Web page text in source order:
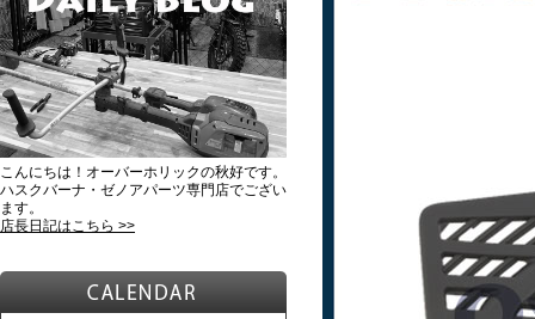
こんにちは！オーバーホリックの秋好です。
ハスクバーナ・ゼノアパーツ専門店でござい
ます。
店長日記はこちら >>